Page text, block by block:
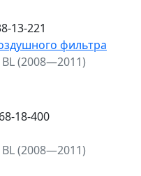
13-221
фильтра
(2008—2011)
18-400
(2008—2011)